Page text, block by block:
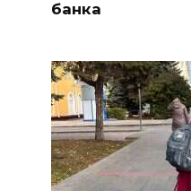
банка